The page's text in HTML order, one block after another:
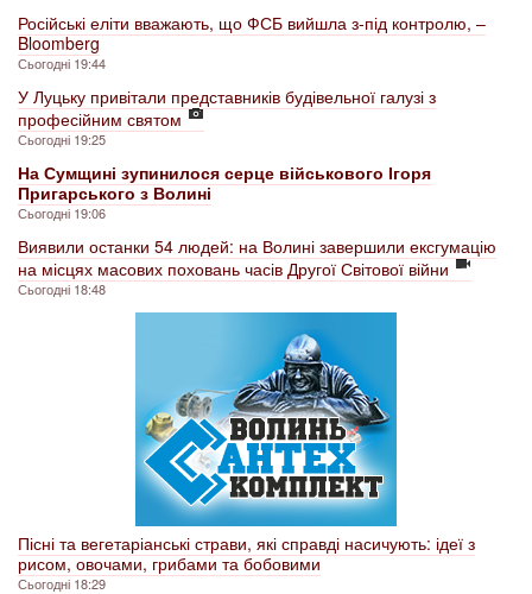
Російські еліти вважають, що ФСБ вийшла з-під контролю, –
Bloomberg
Сьогодні 19:44
У Луцьку привітали представників будівельної галузі з
професійним святом
Сьогодні 19:25
На Сумщині зупинилося серце військового Ігоря
Пригарського з Волині
Сьогодні 19:06
Виявили останки 54 людей: на Волині завершили ексгумацію
на місцях масових поховань часів Другої Світової війни
Сьогодні 18:48
Пісні та вегетаріанські страви, які справді насичують: ідеї з
рисом, овочами, грибами та бобовими
Сьогодні 18:29